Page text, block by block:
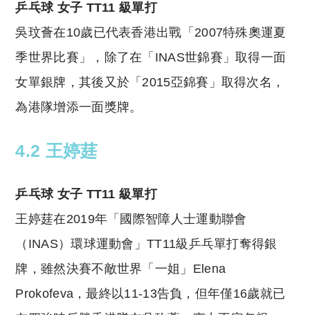
乒乓球 女子 TT11 級單打
吳玟薈在10歲已代表香港出戰「2007特殊奧運夏
季世界比賽」，除了在「INAS世錦賽」取得一面
女單銀牌，其後又於「2015亞錦賽」取得次名，
為港隊增添一面獎牌。
4.2 王婷莛
乒乓球 女子 TT11 級單打
王婷莛在2019年「國際智障人士運動聯會
（INAS）環球運動會」TT11級乒乓單打奪得銀
牌，雖然決賽不敵世界「一姐」Elena
Prokofeva，最終以11-13告負，但年僅16歲就已